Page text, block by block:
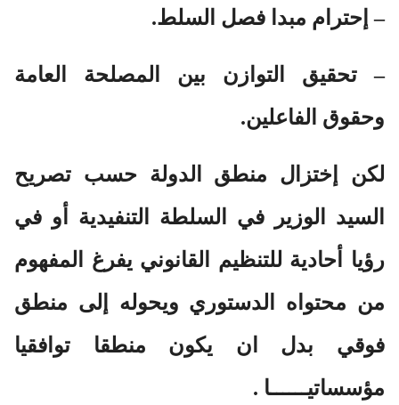
– إحترام مبدا فصل السلط.
– تحقيق التوازن بين المصلحة العامة
وحقوق الفاعلين.
لكن إختزال منطق الدولة حسب تصريح
السيد الوزير في السلطة التنفيدية أو في
رؤيا أحادية للتنظيم القانوني يفرغ المفهوم
من محتواه الدستوري ويحوله إلى منطق
فوقي بدل ان يكون منطقا توافقيا
مؤسساتيــــــا .